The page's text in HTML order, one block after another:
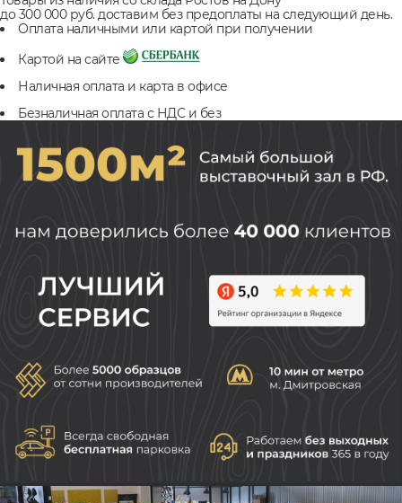
до 300 000 руб. доставим без предоплаты на следующий день.
Оплата наличными или картой при получении
Картой на сайте
Наличная оплата и карта в офисе
Безналичная оплата с НДС и без